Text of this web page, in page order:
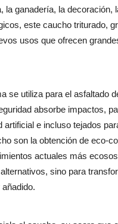
la ganadería, la
este caucho triturado,
usos que ofrecen
se utiliza para el asfaltado
absorbe impactos,
e incluso tejados
son la obtención de eco-
actuales más
sino para